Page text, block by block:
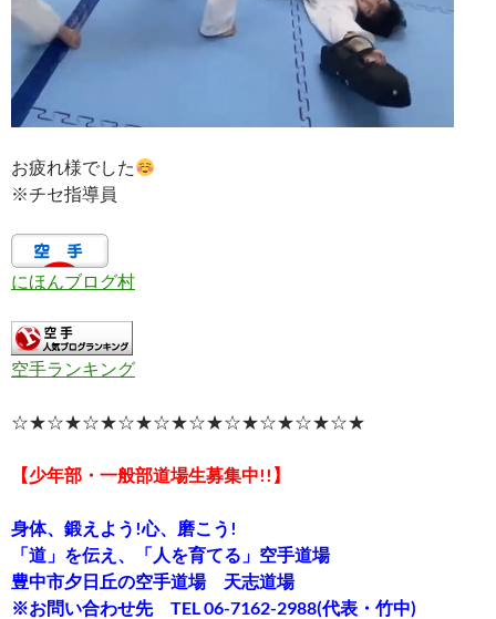
お疲れ様でした
※チセ指導員
にほんブログ村
空手ランキング
☆★☆★☆★☆★☆★☆★☆★☆★☆★☆★
【少年部・一般部道場生募集中!!】
身体、鍛えよう!心、磨こう!
「道」を伝え、「人を育てる」空手道場
豊中市夕日丘の空手道場 天志道場
※お問い合わせ先 TEL 06-7162-2988(代表・竹中)